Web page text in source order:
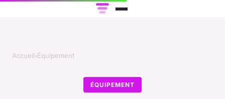
Accueil›Équipement
ÉQUIPEMENT